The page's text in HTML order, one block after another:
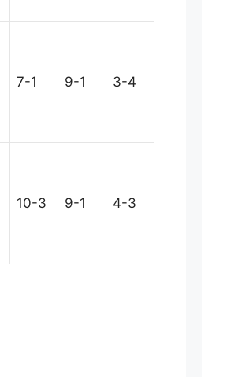
7-1 9-1 3-4
10-3 9-1 4-3